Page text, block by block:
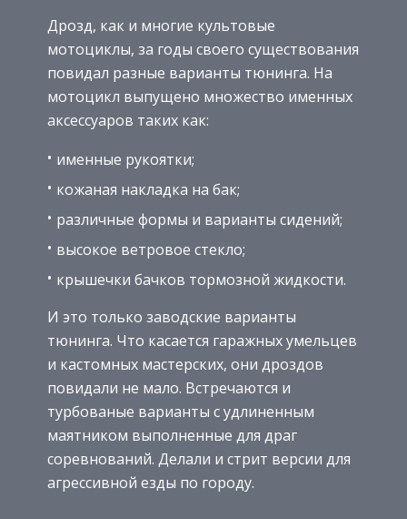
Дрозд, как и многие культовые
мотоциклы, за годы своего существования
повидал разные варианты тюнинга. На
мотоцикл выпущено множество именных
аксессуаров таких как:
именные рукоятки;
кожаная накладка на бак;
различные формы и варианты сидений;
высокое ветровое стекло;
крышечки бачков тормозной жидкости.
И это только заводские варианты
тюнинга. Что касается гаражных умельцев
и кастомных мастерских, они дроздов
повидали не мало. Встречаются и
турбованые варианты с удлиненным
маятником выполненные для драг
соревнований. Делали и стрит версии для
агрессивной езды по городу.